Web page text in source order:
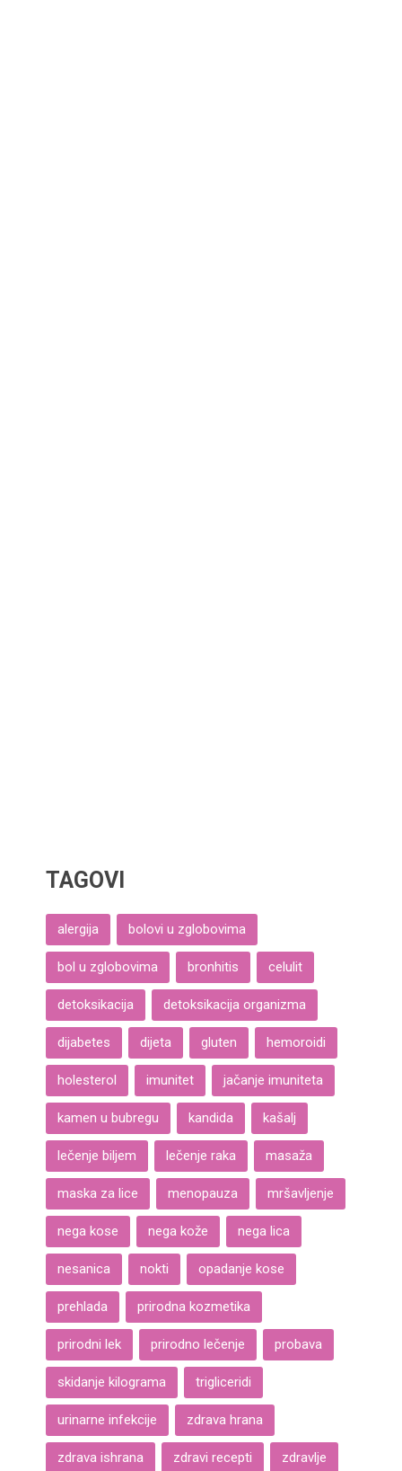
TAGOVI
alergija bolovi u zglobovima
bol u zglobovima bronhitis celulit
detoksikacija detoksikacija organizma
dijabetes dijeta gluten hemoroidi
holesterol imunitet jačanje imuniteta
kamen u bubregu kandida kašalj
lečenje biljem lečenje raka masaža
maska za lice menopauza mršavljenje
nega kose nega kože nega lica
nesanica nokti opadanje kose
prehlada prirodna kozmetika
prirodni lek prirodno lečenje probava
skidanje kilograma trigliceridi
urinarne infekcije zdrava hrana
zdrava ishrana zdravi recepti zdravlje